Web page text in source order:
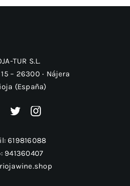
TUR S.L.
– 26300 ‧ Nájera
(España)
619816088
941360407